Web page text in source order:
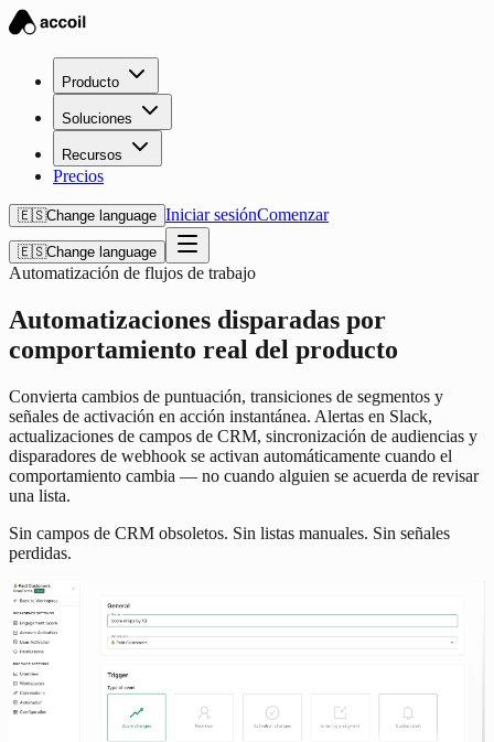
Producto
Soluciones
Recursos
Precios
🇪🇸Change language Iniciar sesiónComenzar
🇪🇸Change language
Automatización de flujos de trabajo
Automatizaciones disparadas por
comportamiento real del producto
Convierta cambios de puntuación, transiciones de segmentos y
señales de activación en acción instantánea. Alertas en Slack,
actualizaciones de campos de CRM, sincronización de audiencias y
disparadores de webhook se activan automáticamente cuando el
comportamiento cambia — no cuando alguien se acuerda de revisar
una lista.
Sin campos de CRM obsoletos. Sin listas manuales. Sin señales
perdidas.